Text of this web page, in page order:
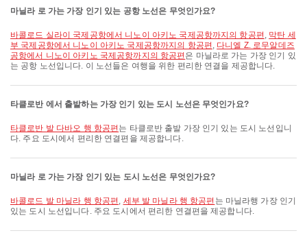
마닐라 로 가는 가장 인기 있는 공항 노선은 무엇인가요?
바콜로드 실라이 국제공항에서 니노이 아키노 국제공항까지의 항공편 , 막탄 세
부 국제공항에서 니노이 아키노 국제공항까지의 항공편 , 다니엘 Z. 로무알데즈
공항에서 니노이 아키노 국제공항까지의 항공편 은 마닐라로 가는 가장 인기 있
는 공항 노선입니다. 이 노선들은 여행을 위한 편리한 연결을 제공합니다.
타클로반 에서 출발하는 가장 인기 있는 도시 노선은 무엇인가요?
타클로반 발 다바오 행 항공편 는 타클로반 출발 가장 인기 있는 도시 노선입니
다. 주요 도시에서 편리한 연결편을 제공합니다.
마닐라 로 가는 가장 인기 있는 도시 노선은 무엇인가요?
바콜로드 발 마닐라 행 항공편 , 세부 발 마닐라 행 항공편 는 마닐라행 가장 인기
있는 도시 노선입니다. 주요 도시에서 편리한 연결편을 제공합니다.